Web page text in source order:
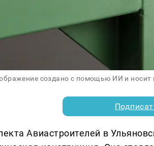
создано с помощью ИИ и носит
Авиастроителей в